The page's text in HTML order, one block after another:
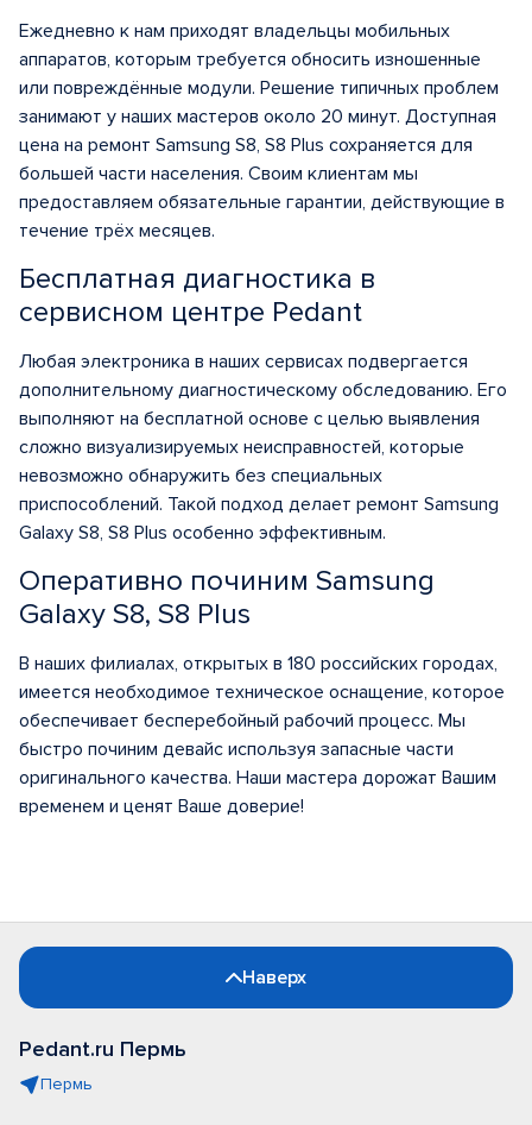
Ежедневно к нам приходят владельцы мобильных
аппаратов, которым требуется обносить изношенные
или повреждённые модули. Решение типичных проблем
занимают у наших мастеров около 20 минут. Доступная
цена на ремонт Samsung S8, S8 Plus сохраняется для
большей части населения. Своим клиентам мы
предоставляем обязательные гарантии, действующие в
течение трёх месяцев.
Бесплатная диагностика в
сервисном центре Pedant
Любая электроника в наших сервисах подвергается
дополнительному диагностическому обследованию. Его
выполняют на бесплатной основе с целью выявления
сложно визуализируемых неисправностей, которые
невозможно обнаружить без специальных
приспособлений. Такой подход делает ремонт Samsung
Galaxy S8, S8 Plus особенно эффективным.
Оперативно починим Samsung
Galaxy S8, S8 Plus
В наших филиалах, открытых в 180 российских городах,
имеется необходимое техническое оснащение, которое
обеспечивает бесперебойный рабочий процесс. Мы
быстро починим девайс используя запасные части
оригинального качества. Наши мастера дорожат Вашим
временем и ценят Ваше доверие!
Наверх
Pedant.ru Пермь
Пермь